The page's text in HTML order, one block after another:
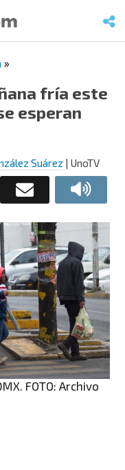
»
fría este
esperan
Suárez | UnoTV
FOTO: Archivo